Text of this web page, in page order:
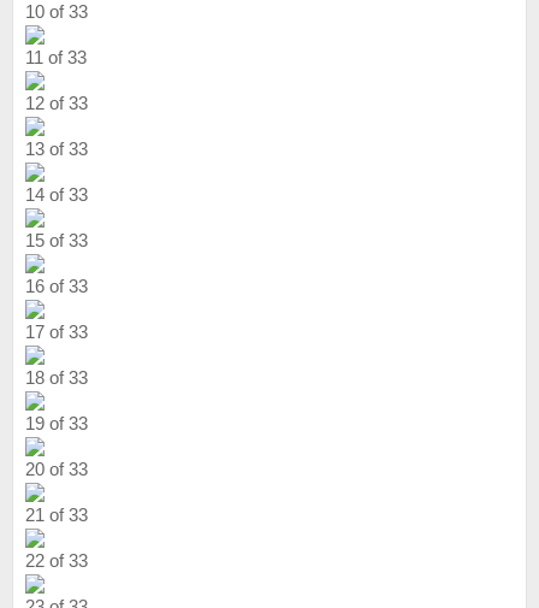
10 of 33
11 of 33
12 of 33
13 of 33
14 of 33
15 of 33
16 of 33
17 of 33
18 of 33
19 of 33
20 of 33
21 of 33
22 of 33